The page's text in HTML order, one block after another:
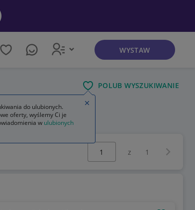
WYSTAW
POLUB WYSZUKIWANIE
Wybierz stronę:
z 1
do ulubionych.
oferty, wyślemy Ci je
w ulubionych
Zamknij wskazówkę